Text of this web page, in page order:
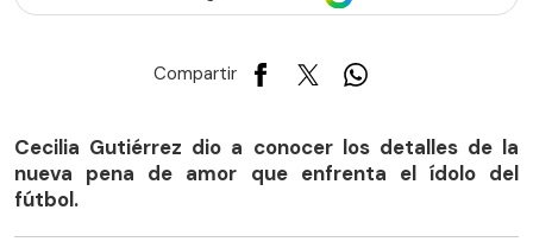
Compartir
Cecilia Gutiérrez dio a conocer los detalles de la
nueva pena de amor que enfrenta el ídolo del
fútbol.